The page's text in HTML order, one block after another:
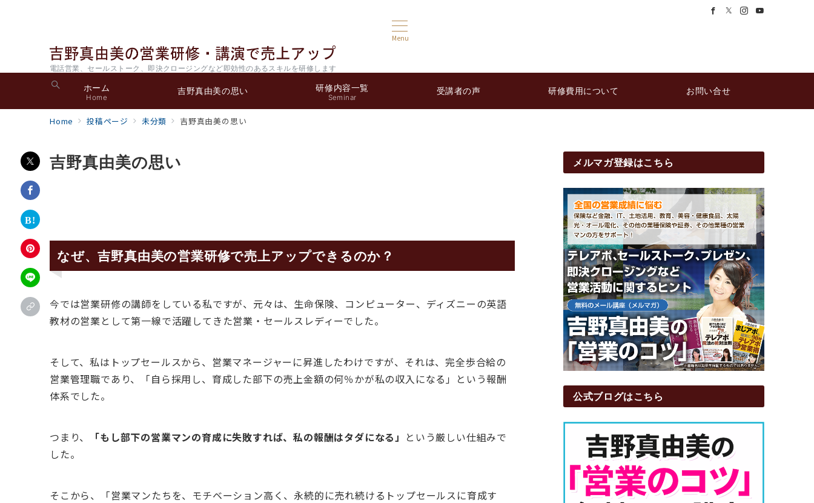
Menu
電話営業、セールストーク、即決クロージングなど即効性のあるスキルを研修します
ホーム
Home
吉野真由美の思い 研修内容一覧
Seminar
受講者の声 研修費用について お問い合せ
Home 投稿ページ 未分類 吉野真由美の思い
吉野真由美の思い
なぜ、吉野真由美の営業研修で売上アップできるのか？
今では営業研修の講師をしている私ですが、元々は、生命保険、コンピューター、ディズニーの英語
教材の営業として第一線で活躍してきた営業・セールスレディーでした。
そして、私はトップセールスから、営業マネージャーに昇進したわけですが、それは、完全歩合給の
営業管理職であり、「自ら採用し、育成した部下の売上金額の何％かが私の収入になる」という報酬
体系でした。
つまり、 「もし部下の営業マンの育成に失敗すれば、私の報酬はタダになる」 という厳しい仕組みで
した。
そこから、「営業マンたちを、モチベーション高く、永続的に売れ続けるトップセールスに育成す
メルマガ登録はこちら
公式ブログはこちら